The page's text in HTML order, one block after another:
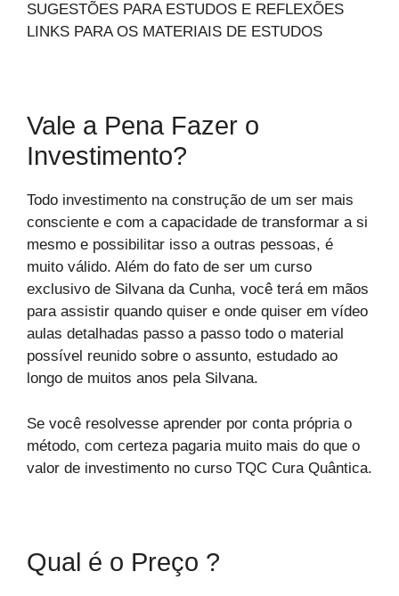
SUGESTÕES PARA ESTUDOS E REFLEXÕES
LINKS PARA OS MATERIAIS DE ESTUDOS
Vale a Pena Fazer o
Investimento?
Todo investimento na construção de um ser mais
consciente e com a capacidade de transformar a si
mesmo e possibilitar isso a outras pessoas, é
muito válido. Além do fato de ser um curso
exclusivo de Silvana da Cunha, você terá em mãos
para assistir quando quiser e onde quiser em vídeo
aulas detalhadas passo a passo todo o material
possível reunido sobre o assunto, estudado ao
longo de muitos anos pela Silvana.
Se você resolvesse aprender por conta própria o
método, com certeza pagaria muito mais do que o
valor de investimento no curso TQC Cura Quântica.
Qual é o Preço ?